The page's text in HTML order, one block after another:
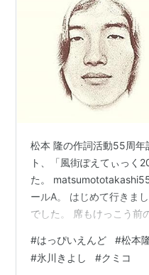
松本 隆の作詞活動55周年
ト、「風街ぽえてぃっく
た。
ールA。 はじめて行きま
でした。 席もけっこう前
で、いわゆるバンド形式
の、このコンサートのよ
#はっぴいえんど #松本
#氷川きよし #クミコ